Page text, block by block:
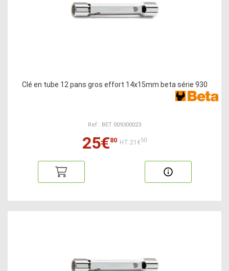
Clé en tube 12 pans gros effort 14x15mm beta série 930
Ref : BET 009300023
25€80 HT:21€50